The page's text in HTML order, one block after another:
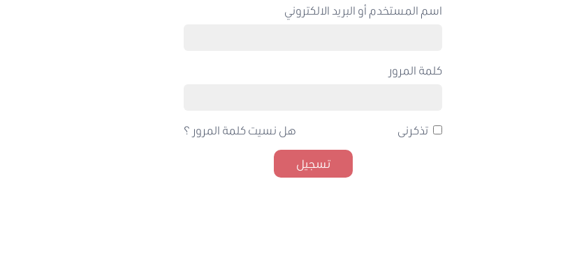
اسم المستخدم أو البريد الالكتروني
كلمة المرور
تذكرنى هل نسيت كلمة المرور ؟